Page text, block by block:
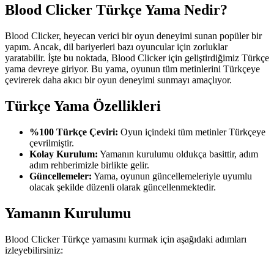
Blood Clicker Türkçe Yama Nedir?
Blood Clicker, heyecan verici bir oyun deneyimi sunan popüler bir
yapım. Ancak, dil bariyerleri bazı oyuncular için zorluklar
yaratabilir. İşte bu noktada, Blood Clicker için geliştirdiğimiz Türkçe
yama devreye giriyor. Bu yama, oyunun tüm metinlerini Türkçeye
çevirerek daha akıcı bir oyun deneyimi sunmayı amaçlıyor.
Türkçe Yama Özellikleri
%100 Türkçe Çeviri: Oyun içindeki tüm metinler Türkçeye
çevrilmiştir.
Kolay Kurulum: Yamanın kurulumu oldukça basittir, adım
adım rehberimizle birlikte gelir.
Güncellemeler: Yama, oyunun güncellemeleriyle uyumlu
olacak şekilde düzenli olarak güncellenmektedir.
Yamanın Kurulumu
Blood Clicker Türkçe yamasını kurmak için aşağıdaki adımları
izleyebilirsiniz: